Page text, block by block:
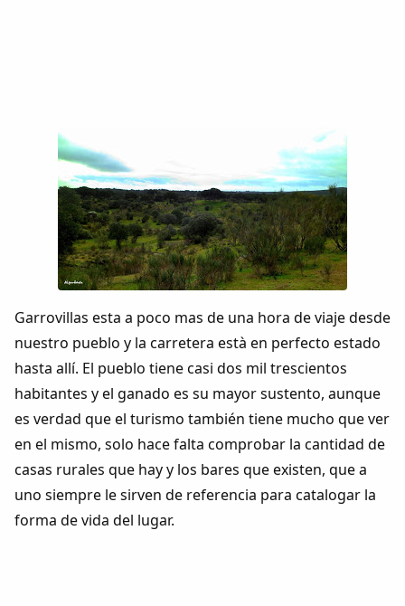
Garrovillas esta a poco mas de una hora de viaje desde
nuestro pueblo y la carretera està en perfecto estado
hasta allí. El pueblo tiene casi dos mil trescientos
habitantes y el ganado es su mayor sustento, aunque
es verdad que el turismo también tiene mucho que ver
en el mismo, solo hace falta comprobar la cantidad de
casas rurales que hay y los bares que existen, que a
uno siempre le sirven de referencia para catalogar la
forma de vida del lugar.